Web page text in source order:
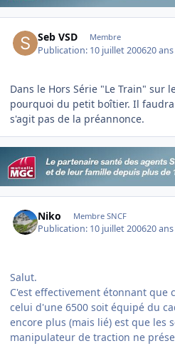
Seb VSD Membre
Publication: 10 juillet 200620 ans
Dans le Hors Série "Le Train" sur
pourquoi du petit boîtier. Il
s'agit pas de la préannonce.
Niko Membre SNCF
Publication: 10 juillet 200620 ans
Salut.
C'est effectivement étonnant que
celui d'une 6500 soit équipé du
encore plus (mais lié) est que les
manipulateur de traction ne